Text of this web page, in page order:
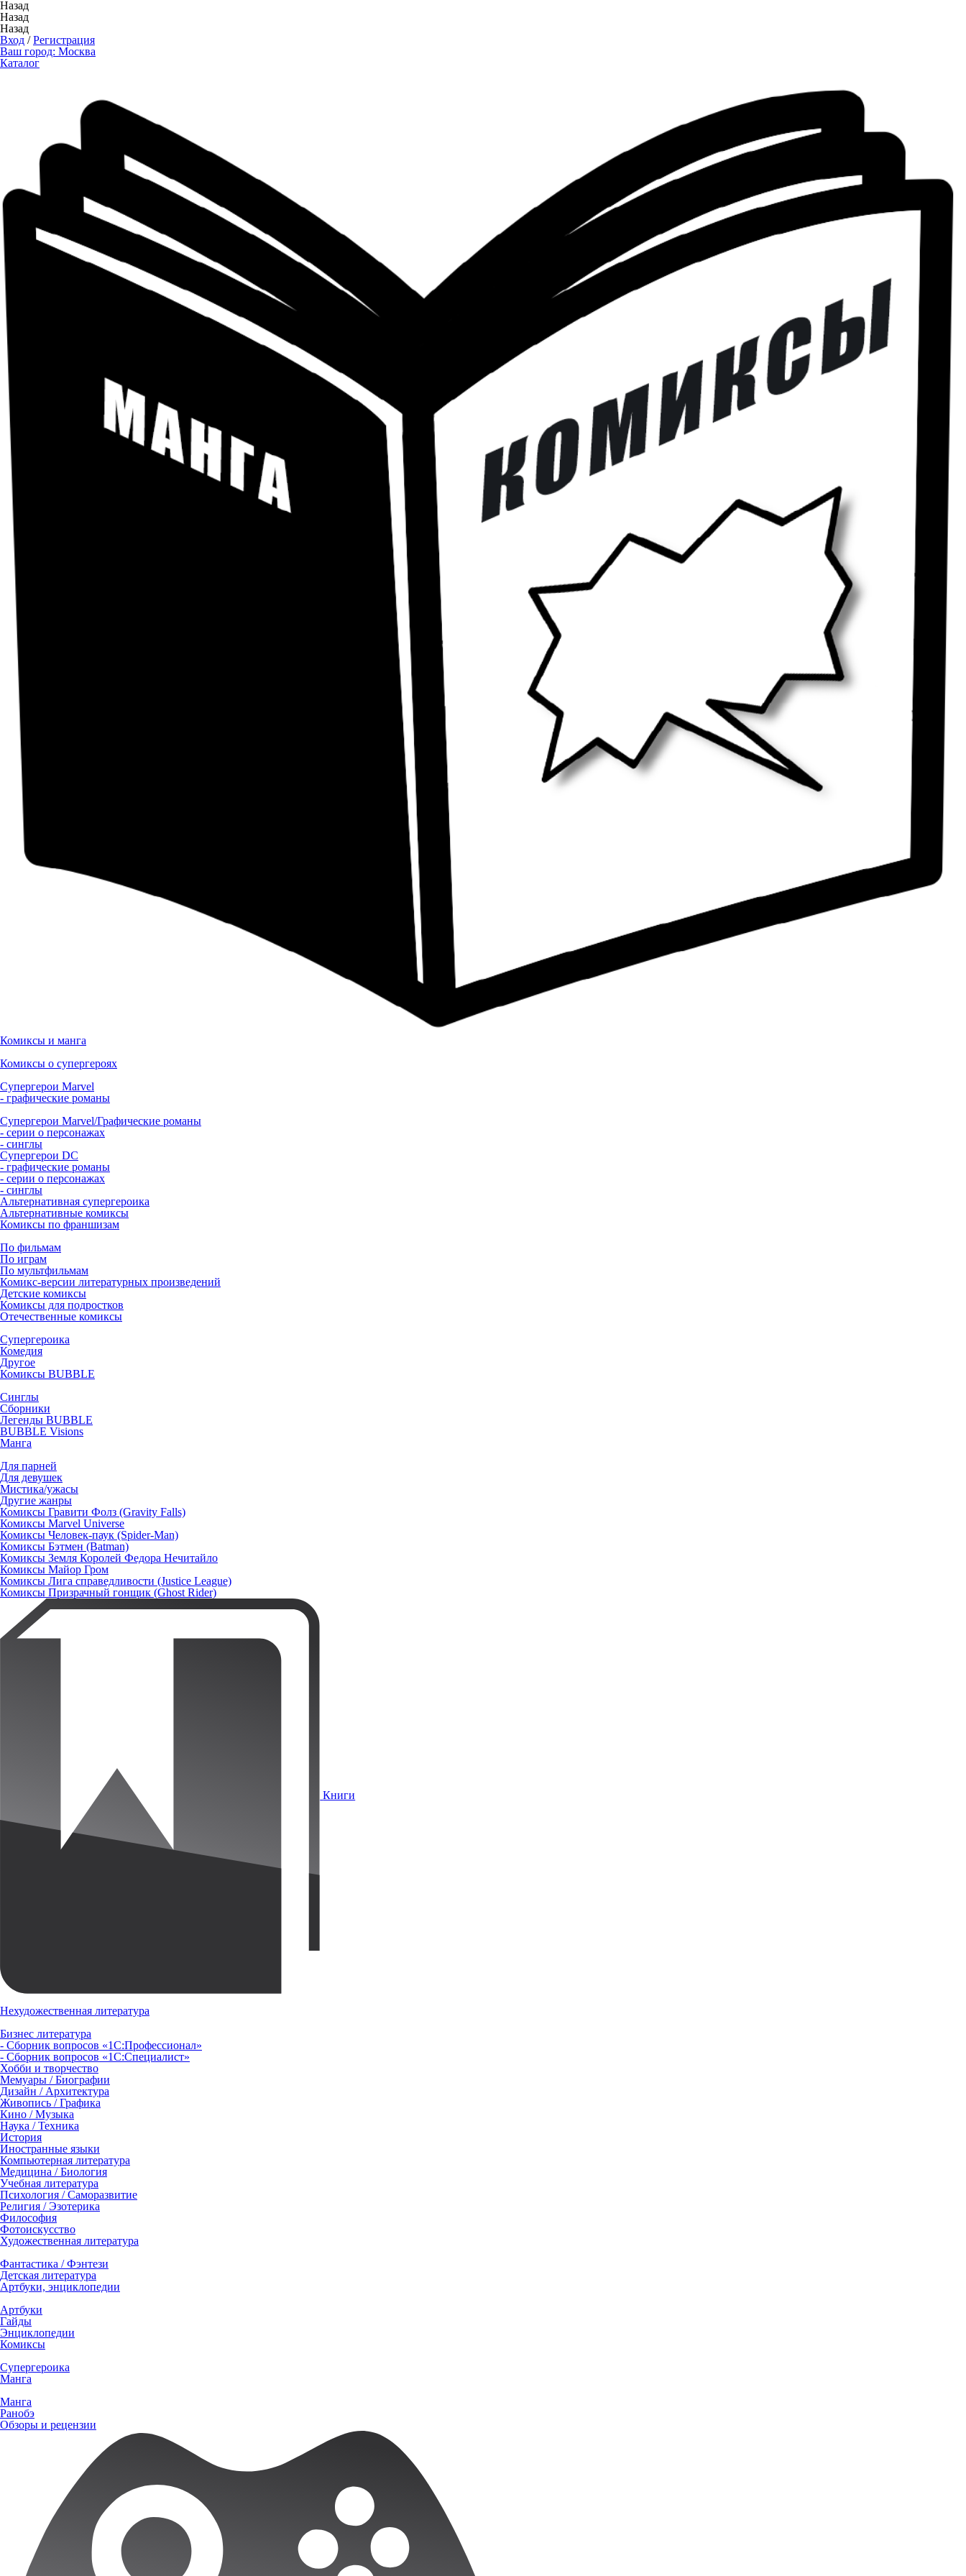
Назад
Назад
Назад
Вход /Регистрация
Ваш город: Москва
Каталог
Комиксы и манга
Комиксы о супергероях
Супергерои Marvel
- графические романы
Супергерои Marvel/Графические романы
- серии о персонажах
- синглы
Супергерои DC
- графические романы
- серии о персонажах
- синглы
Альтернативная супергероика
Альтернативные комиксы
Комиксы по франшизам
По фильмам
По играм
По мультфильмам
Комикс-версии литературных произведений
Детские комиксы
Комиксы для подростков
Отечественные комиксы
Супергероика
Комедия
Другое
Комиксы BUBBLE
Синглы
Сборники
Легенды BUBBLE
BUBBLE Visions
Манга
Для парней
Для девушек
Мистика/ужасы
Другие жанры
Комиксы Гравити Фолз (Gravity Falls)
Комиксы Marvel Universe
Комиксы Человек-паук (Spider-Man)
Комиксы Бэтмен (Batman)
Комиксы Земля Королей Федора Нечитайло
Комиксы Майор Гром
Комиксы Лига справедливости (Justice League)
Комиксы Призрачный гонщик (Ghost Rider)
Книги
Нехудожественная литература
Бизнес литература
- Сборник вопросов «1С:Профессионал»
- Сборник вопросов «1С:Специалист»
Хобби и творчество
Мемуары / Биографии
Дизайн / Архитектура
Живопись / Графика
Кино / Музыка
Наука / Техника
История
Иностранные языки
Компьютерная литература
Медицина / Биология
Учебная литература
Психология / Саморазвитие
Религия / Эзотерика
Философия
Фотоискусство
Художественная литература
Фантастика / Фэнтези
Детская литература
Артбуки, энциклопедии
Артбуки
Гайды
Энциклопедии
Комиксы
Супергероика
Манга
Манга
Ранобэ
Обзоры и рецензии